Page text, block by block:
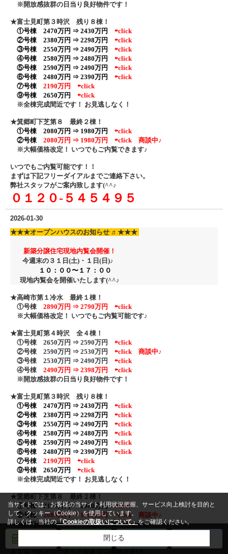
※開放感抜群の日当り良好物件です！
★富士見町第３時沢 残り８棟！
①号棟 2470万円 ⇒ 2430万円
⇦click
②号棟
2380万円 ⇒ 2298万円
⇦click
③号棟 2550万円 ⇒ 2490万円
⇦click
④号棟 2580万円 ⇒ 2480万円
⇦click
⑤号棟 2590万円 ⇒ 2490万円
⇦click
⑥号棟 2480万円 ⇒ 2390万円
⇦click
⑦号棟
2190万円 ⇦click
⑨号棟 2650万円
⇦click
※全棟完成間近です！ お見逃しなく！
★箕郷町下芝第８ 最終２棟！
①号棟 2080万円 ⇒ 1980万円
⇦click
②号棟
2080万円 ⇒ 1980万円 ⇦click
商談中♪
※大幅価格改定！ いつでもご内覧できます♪
いつでもご内覧可能です！！
まずは下記フリーダイアルまでご連絡下さい。
弊社スタッフがご案内致します(^^♪
０１２０‐５４５４９５
2026-01-30
★★★オープンハウスのお知らせ ♬ ★★★
新築分譲住宅現地内覧会開催！
今週末の３１日(土)・１日 (日)♪
１０：００〜１７：００
現地内覧会を開催いたします(^^♪
★高崎市第１冷水 最終１棟！
①号棟 2890万円 ⇒ 2790万円 ⇦click
※大幅価格改定！ いつでもご内覧可能です♪
★富士見町第４時沢 全４棟！
①号棟 2650万円 ⇒ 2590万円 ⇦click
②号棟 2590万円 ⇒ 2530万円 ⇦click
商談中♪
③号棟 2530万円 ⇒ 2490万円 ⇦click
④号棟 2490万円 ⇒ 2398万円 ⇦click
※開放感抜群の日当り良好物件です！
★富士見町第３時沢 残り８棟！
①号棟 2470万円 ⇒ 2430万円
⇦click
②号棟
2380万円 ⇒ 2298万円
⇦click
③号棟 2550万円 ⇒ 2490万円
⇦click
④号棟 2580万円 ⇒ 2480万円
⇦click
⑤号棟 2590万円 ⇒ 2490万円
⇦click
⑥号棟 2480万円 ⇒ 2390万円
⇦click
⑦号棟
2190万円 ⇦click
⑨号棟 2650万円
⇦click
※全棟完成間近です！ お見逃しなく！
★箕郷町下芝第８ 最終２棟！
①号棟 2180万円 ⇒ 2080万円
⇦click
②号棟
2080万円 ⇒ 1980万円 ⇦click
商談中♪
※大幅価格改定！ いつでもご内覧できます♪
いつでもご内覧可能です！！
まずは下記フリーダイアルまでご連絡下さい。
当サイトでは、お客様の当サイト利用状況把握、サービス向上検討を目的と
して、クッキー（Cookie）を使用しています。
詳しくは、当社の「Cookieの取扱いについて」をご確認ください。
閉じる